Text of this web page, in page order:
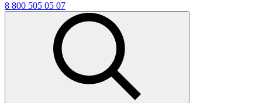
8 800 505 05 07